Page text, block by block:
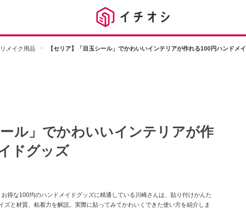
メイク用品 【セリア】「目玉シール」でかわいいインテリアが作れる100円ハンドメ
ール」でかわいいインテリアが作
ドグッズ
得な100均のハンドメイドグッズに精通している川崎さんは、貼り付けかんた
ズと材質、粘着力を解説。実際に貼ってみてかわいくできた使い方を紹介しま